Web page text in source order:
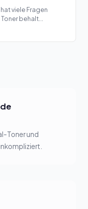
viele Fragen
behalt...
Toner und